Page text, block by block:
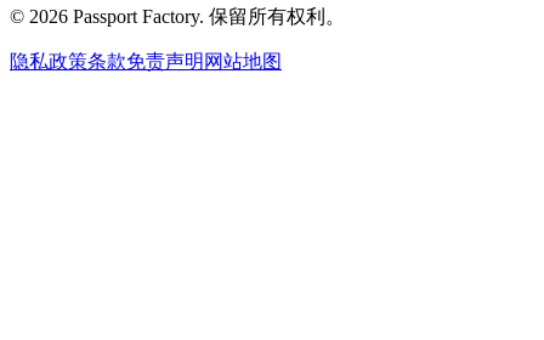
© 2026 Passport Factory. 保留所有权利。
隐私政策条款免责声明 网站地图